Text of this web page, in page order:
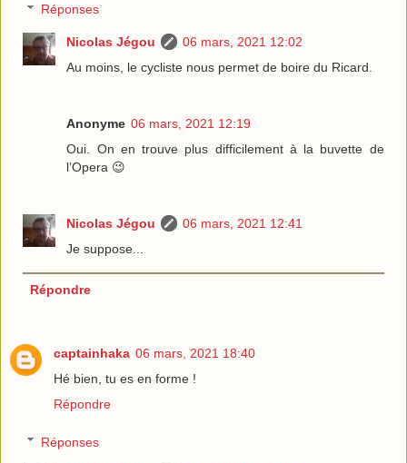
Réponses
Nicolas Jégou
06 mars, 2021 12:02
Au moins, le cycliste nous permet de boire du Ricard.
Anonyme 06 mars, 2021 12:19
Oui. On en trouve plus difficilement à la buvette de
l’Opera 😉
Nicolas Jégou
06 mars, 2021 12:41
Je suppose...
Répondre
captainhaka 06 mars, 2021 18:40
Hé bien, tu es en forme !
Répondre
Réponses